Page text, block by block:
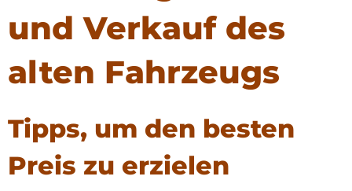
und Verkauf des
alten Fahrzeugs
Tipps, um den besten
Preis zu erzielen